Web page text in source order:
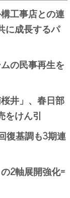
工事店との連
に成長するパ
の民事再生を
井」、春日部
をけん引
復基調も3期連
2軸展開強化=